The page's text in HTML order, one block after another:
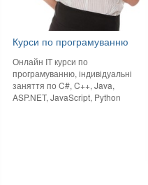
Курси по програмуванню
Онлайн IT курси по
програмуванню, індивідуальні
заняття по C#, C++, Java,
ASP.NET, JavaScript, Python